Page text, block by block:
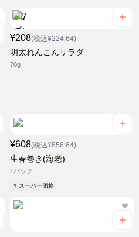
¥208(税込¥224.64)
明太れんこんサラダ
70g
¥608(税込¥656.64)
生春巻き(海老)
1パック
¥ スーパー価格